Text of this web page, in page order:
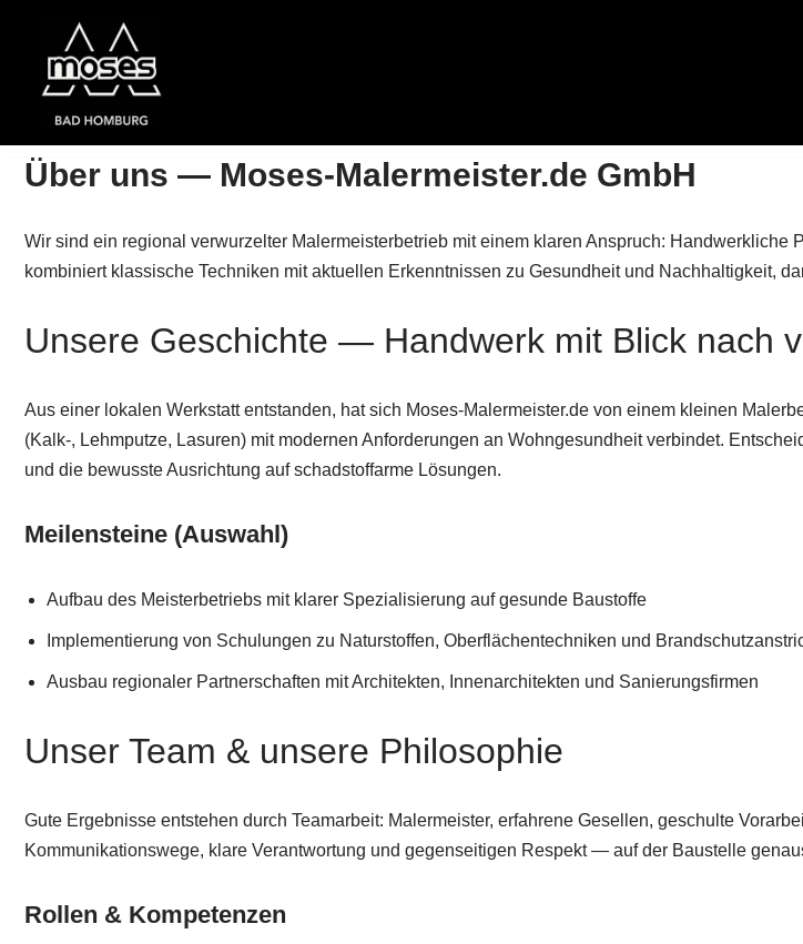
Zum
Inhalt
springen
Über uns — Moses-Malermeister.de GmbH
Wir sind ein regional verwurzelter Malermeisterbetrieb mit einem klaren Anspruch:
kombiniert klassische Techniken mit aktuellen Erkenntnissen zu Gesundheit und Nachhaltigkeit,
Unsere Geschichte — Handwerk mit Blick nach
Aus einer lokalen Werkstatt entstanden, hat sich Moses-Malermeister.de von einem kleinen
(Kalk-, Lehmputze, Lasuren) mit modernen Anforderungen an Wohngesundheit verbindet.
und die bewusste Ausrichtung auf schadstoffarme Lösungen.
Meilensteine (Auswahl)
Aufbau des Meisterbetriebs mit klarer Spezialisierung auf gesunde Baustoffe
Implementierung von Schulungen zu Naturstoffen, Oberflächentechniken und
Ausbau regionaler Partnerschaften mit Architekten, Innenarchitekten und Sanierungsfirmen
Unser Team & unsere Philosophie
Gute Ergebnisse entstehen durch Teamarbeit: Malermeister, erfahrene Gesellen, geschulte
Kommunikationswege, klare Verantwortung und gegenseitigen Respekt — auf der Baustelle
Rollen & Kompetenzen